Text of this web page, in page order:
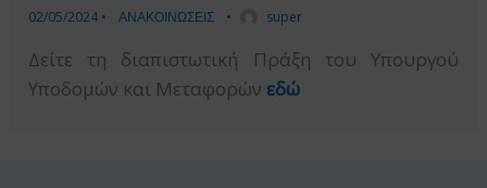
02/05/2024 • ΑΝΑΚΟΙΝΩΣΕΙΣ • super
Δείτε τη διαπιστωτική Πράξη του Υπουργού
Υποδομών και Μεταφορών εδώ